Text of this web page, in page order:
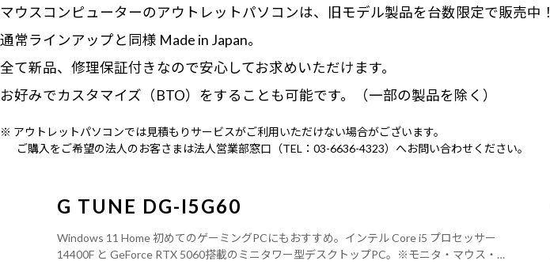
マウスコンピューターのアウトレットパソコンは、旧モデル製品を台数限定で販売中！​
通常ラインアップと同様 Made in Japan。
全て新品、修理保証付きなので安心してお求めいただけます。
お好みでカスタマイズ（BTO）をすることも可能です。（一部の製品を除く）
※ アウトレットパソコンでは見積もりサービスがご利用いただけない場合がございます。
ご購入をご希望の法人のお客さまは法人営業部窓口（TEL：03-6636-4323）へお問い合わせください。
G TUNE DG-I5G60
Windows 11 Home 初めてのゲーミングPCにもおすすめ。インテル Core i5 プロセッサー
14400F と GeForce RTX 5060搭載のミニタワー型デスクトップPC。※モニタ・マウス・キ